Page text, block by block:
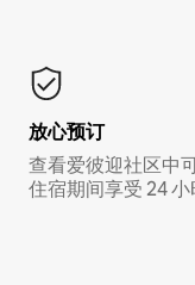
放心预订
查看爱彼迎社区中
住宿期间享受 24 小